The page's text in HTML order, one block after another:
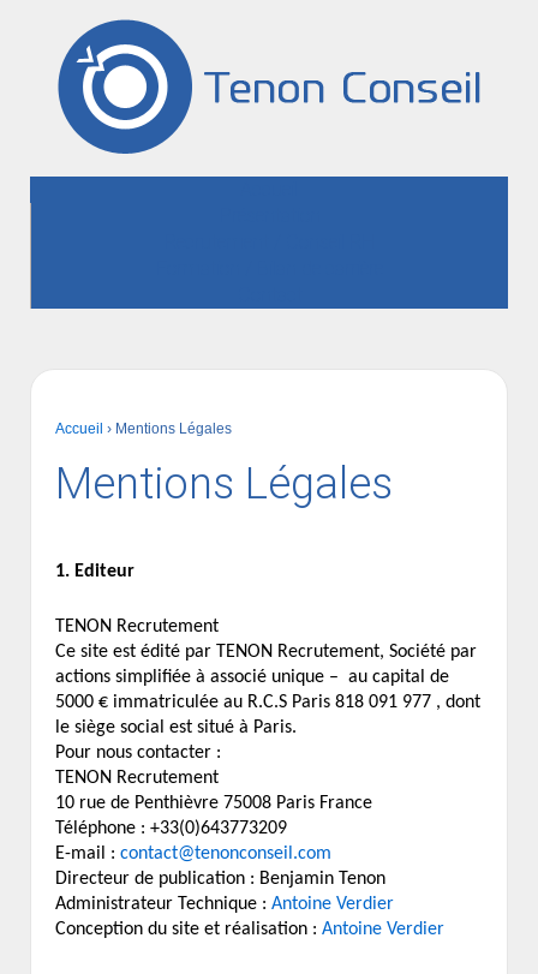
Accueil › Mentions Légales
Mentions Légales
1. Editeur
TENON Recrutement
Ce site est édité par TENON Recrutement, Société par
actions simplifiée à associé unique – au capital de
5000 € immatriculée au R.C.S Paris 818 091 977 , dont
le siège social est situé à Paris.
Pour nous contacter :
TENON Recrutement
10 rue de Penthièvre 75008 Paris France
Téléphone : +33(0)643773209
E-mail : contact@tenonconseil.com
Directeur de publication : Benjamin Tenon
Administrateur Technique : Antoine Verdier
Conception du site et réalisation : Antoine Verdier